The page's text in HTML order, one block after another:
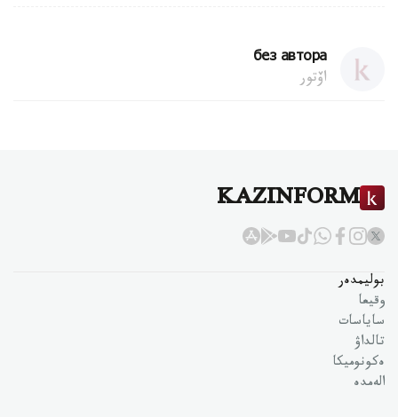
без автора
اۆتور
KAZINFORM
بوليمدەر
وقيعا
ساياسات
تالداۋ
ەكونوميكا
الەمدە